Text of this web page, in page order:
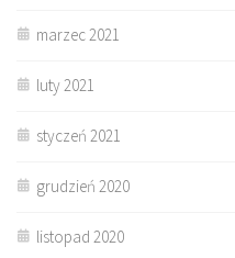
marzec 2021
luty 2021
styczeń 2021
grudzień 2020
listopad 2020